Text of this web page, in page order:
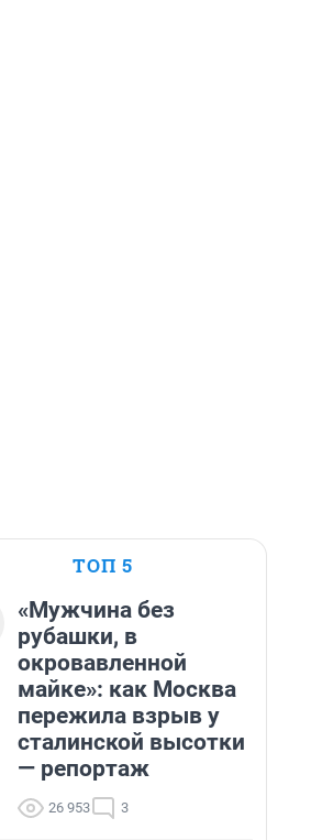
ТОП 5
«Мужчина без
рубашки, в
окровавленной
майке»: как Москва
пережила взрыв у
сталинской высотки
— репортаж
26 953 3